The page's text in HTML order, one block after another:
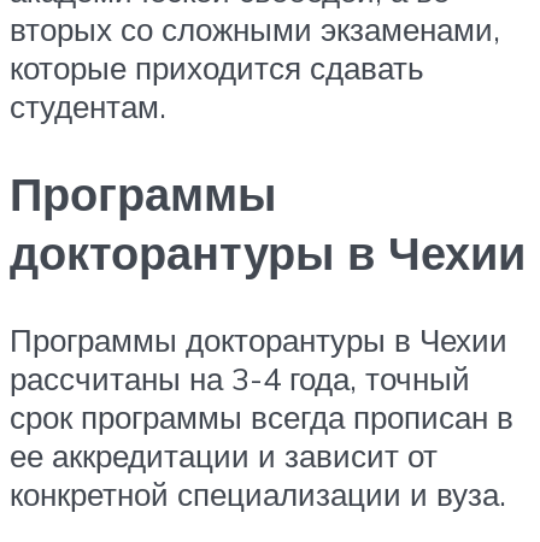
вторых со сложными экзаменами,
которые приходится сдавать
студентам.
Программы
докторантуры в Чехии
Программы докторантуры в Чехии
рассчитаны на 3-4 года, точный
срок программы всегда прописан в
ее аккредитации и зависит от
конкретной специализации и вуза.